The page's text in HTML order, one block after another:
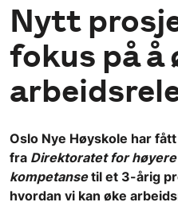
Nytt
fokus på å
Oslo Nye Høyskole har
fra Direktoratet for
kompetansetil et 3-årig
hvordan vi kan øke